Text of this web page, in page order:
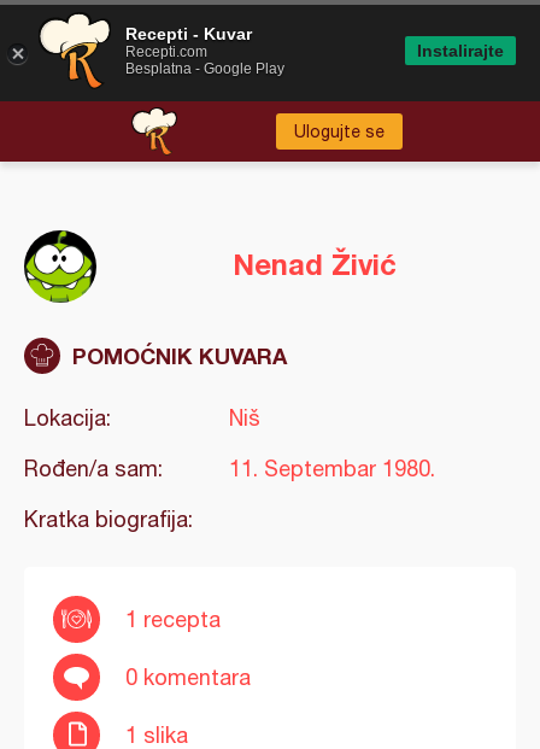
Ulogujte se
Nenad Živić
POMOĆNIK KUVARA
Lokacija:
Niš
Rođen/a sam:
11. Septembar 1980.
Kratka biografija:
1 recepta
0 komentara
1 slika
Recepti - Kuvar
Recepti.com
Besplatna - Google Play
Instalirajte